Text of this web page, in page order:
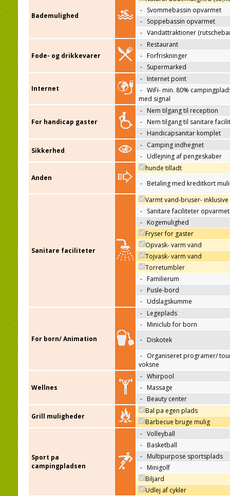
Bademulighed
- Svommebassin opvarmet
- Soppebassin opvarmet
- Vandattraktioner
Fode- og drikkevarer
- Restaurant
- Forfriskninger
- Supermarked
Internet
- Internet point
- WiFi- min. 80%
med signal
For handicap gaster
- Nem tilgang til reception
- Nem tilgang til sanitare
- Handicapsanitar komplet
Sikkerhed
- Camping indhegnet
- Udlejning af pengeskaber
Anden
hunde tilladt
- Betaling med kreditkort
Sanitare faciliteter
Varmt vand-bruser- inklusive
- Sanitare faciliteter opvarmet
- Kogemulighed
Fryser for gaster
Opvask- varm vand
Tojvask- varm vand
Torretumbler
- Familierum
- Pusle-bord
- Udslagskumme
For born/ Animation
- Legeplads
- Miniclub for born
- Diskotek
- Organiseret programer/
voksne
Wellnes
- Whirpool
- Massage
- Beauty center
Grill muligheder
Bal pa egen plads
Barbecue bruge mulig
Sport pa
campingpladsen
- Volleyball
- Basketball
- Multipurpose sportsplads
- Minigolf
Biljard
Udlej af cykler